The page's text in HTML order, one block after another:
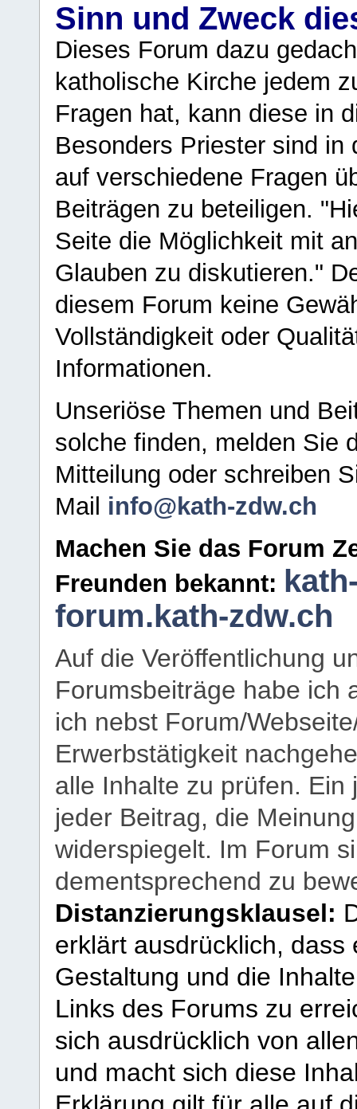
Sinn und Zweck
Dieses Forum dazu
katholische Kirche jedem
Fragen hat, kann diese in
Besonders Priester sind in
auf verschiedene Fragen
Beiträgen zu beteiligen.
Seite die Möglichkeit mit
Glauben zu diskutieren."
diesem Forum keine
Vollständigkeit oder
Informationen.
Unseriöse Themen und
solche finden, melden Sie
Mitteilung oder schreiben
Mail info@kath-zdw.ch
Machen Sie das Forum
Freunden bekannt:
forum.kath-zdw.ch
Auf die Veröffentlichung
Forumsbeiträge habe ich
ich nebst Forum/
Erwerbstätigkeit
alle Inhalte zu prüfen.
jeder Beitrag, die
widerspiegelt. Im Forum
dementsprechend zu
Distanzierungsklausel:
erklärt ausdrücklich,
Gestaltung und die
Links des Forums zu
sich ausdrücklich von
und macht sich diese